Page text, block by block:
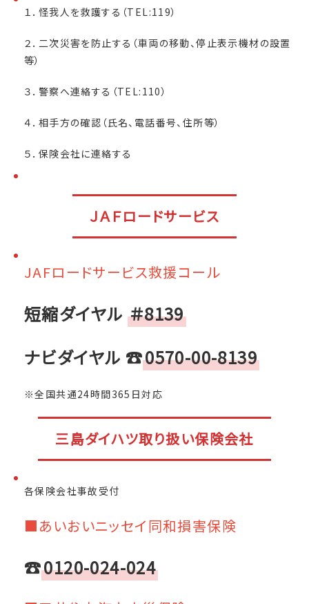
１．怪我人を救護する（TEL:119）
２．二次災害を防止する（車両の移動、停止表示機材の設置
等）
３．警察へ連絡する（TEL:110）
４．相手方の確認（氏名、電話番号、住所等）
５．保険会社に連絡する
ＪＡＦロードサービス
JAFロードサービス救援コール
短縮ダイヤル ＃8139
ナビダイヤル ☎0570-00-8139
※全国共通24時間365日対応
三島ダイハツ取り扱い保険会社
各保険会社事故受付
■あいおいニッセイ同和損害保険
☎0120-024-024